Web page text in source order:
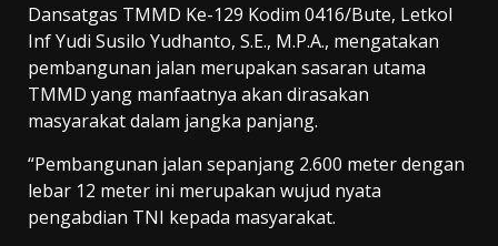
Dansatgas TMMD Ke-129 Kodim 0416/Bute, Letkol
Inf Yudi Susilo Yudhanto, S.E., M.P.A., mengatakan
pembangunan jalan merupakan sasaran utama
TMMD yang manfaatnya akan dirasakan
masyarakat dalam jangka panjang.
“Pembangunan jalan sepanjang 2.600 meter dengan
lebar 12 meter ini merupakan wujud nyata
pengabdian TNI kepada masyarakat.